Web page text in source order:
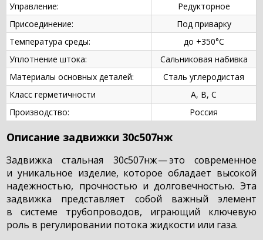
Управление:
Редукторное
Присоединение:
Под приварку
Температура среды:
до +350°С
Уплотнение штока:
Сальниковая набивка
Материалы основных деталей:
Сталь углеродистая
Класс герметичности
А, В, С
Производство:
Россия
Описание задвижки 30с507нж
Задвижка стальная 30с507нж — это современное
и уникальное изделие, которое обладает высокой
надежностью, прочностью и долговечностью. Эта
задвижка представляет собой важный элемент
в системе трубопроводов, играющий ключевую
роль в регулировании потока жидкости или газа.